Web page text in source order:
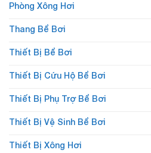
Phòng Xông Hơi
Thang Bể Bơi
Thiết Bị Bể Bơi
Thiết Bị Cứu Hộ Bể Bơi
Thiết Bị Phụ Trợ Bể Bơi
Thiết Bị Vệ Sinh Bể Bơi
Thiết Bị Xông Hơi